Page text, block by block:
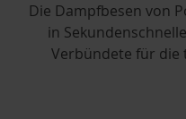
Die Dampfbesen von
in
Verbündete für die